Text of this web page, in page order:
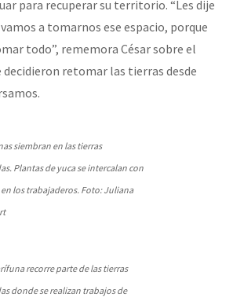
para recuperar su territorio. “Les dije
a tomarnos ese espacio, porque
todo”, rememora César sobre el
retomar las tierras desde
siembran en las tierras
Plantas de yuca se intercalan con
los trabajaderos. Foto: Juliana
recorre parte de las tierras
donde se realizan trabajos de